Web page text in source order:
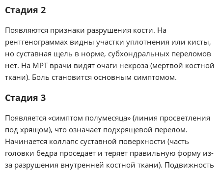
Стадия 2
Появляются признаки разрушения кости. На
рентгенограммах видны участки уплотнения или кисты,
но суставная щель в норме, субхондральных переломов
нет. На МРТ врачи видят очаги некроза (мертвой костной
ткани). Боль становится основным симптомом.
Стадия 3
Появляется «симптом полумесяца» (линия просветления
под хрящом), что означает подхрящевой перелом.
Начинается коллапс суставной поверхности (часть
головки бедра проседает и теряет правильную форму из-
за разрушения внутренней костной ткани). Подвижность